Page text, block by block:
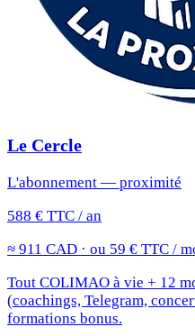
Le Cercle
L'abonnement — proximité
588 € TTC / an
≈ 911 CAD · ou 59 € TTC /
Tout COLIMAO à vie + 12
(coachings, Telegram,
formations bonus.